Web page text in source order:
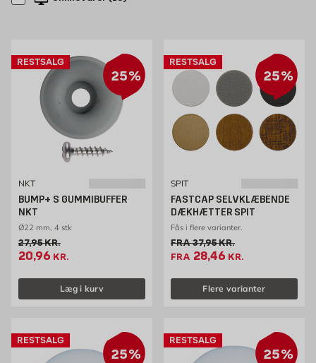
25%
RESTSALG
NKT
BUMP+ S GUMMIBUFFER
NKT
Ø22 mm, 4 stk
Gammel pris 27.95 kr. /stk
27,95KR.
Tilbudspris 20.96 kr. /stk
20,96 KR.
Læg i kurv
25%
RESTSALG
SPIT
FASTCAP SELVKLÆBENDE
DÆKHÆTTER SPIT
Fås i flere varianter.
FRAGammel pris 37.95 kr. /stk
37,95KR.
FRA Tilbudspris 28.46 kr.
28,46 KR.
Flere varianter
25%
RESTSALG
25%
RESTSALG